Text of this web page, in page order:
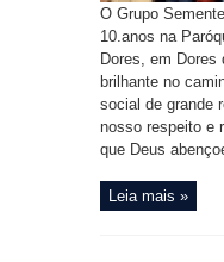
O Grupo
10.anos na
Dores, em Dores
brilhante no
social de grande
nosso respeito e
que Deus
Leia mais »